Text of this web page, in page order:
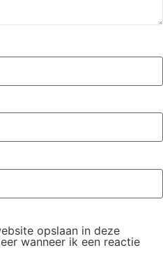
opslaan in deze
wanneer ik een reactie